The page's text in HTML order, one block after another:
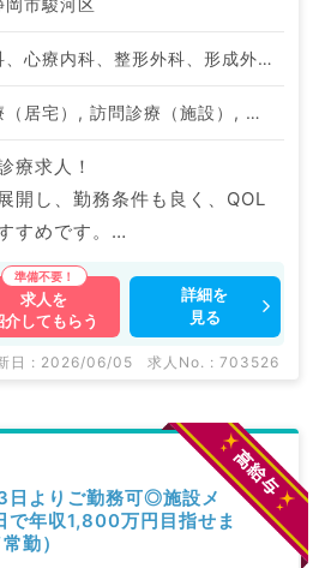
岡市駿河区
神経内科、心療内科、整形外科、形成外科、美容外科、脳神経外科、呼吸器外科、心臓血管外科、小児外科、泌尿器科、一般内科、循環器内科、呼吸器内科、消化器内科、内分泌・代謝内科、腎臓内科、老年内科、外科系全般、一般外科、消化器外科、乳腺外科、膠原病科、スポーツ整形外科、大腸・肛門外科、脊髄・脊椎外科
訪問診療（居宅）, 訪問診療（施設）, その他
療求人！
開し、勤務条件も良く、QOL
すめです。
えており、役職採用なども検討
をいただけますので、ぜひご検
院やクリニックなどの医療機
、
等の企業系求人も多数扱ってい
軽にお問合せ下さい。
求人を
介してもらう
詳細を
見る
日 : 2026/06/05 求人No. : 703526
日よりご勤務可◎施設メ
年収1,800万円目指せま
勤）